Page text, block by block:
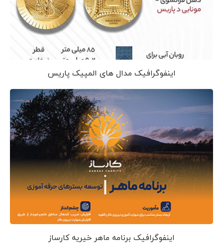
اینفوگرافیک مدال های المپیک پاریس
اینفوگرافیک برنامه ماهر خیریه کارساز